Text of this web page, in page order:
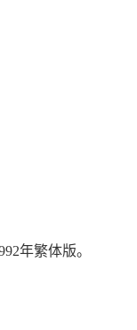
年繁体版。